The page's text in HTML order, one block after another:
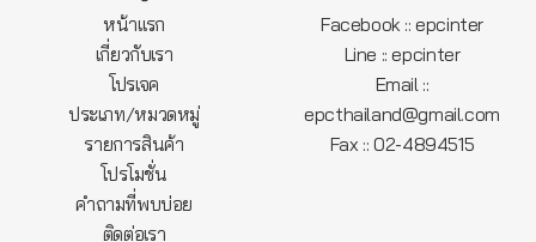
หน้าแรก
เกี่ยวกับเรา
โปรเจค
ประเภท/หมวดหมู่
รายการสินค้า
โปรโมชั่น
คำถามที่พบบ่อย
ติดต่อเรา
Facebook :: epcinter
Line :: epcinter
Email ::
epcthailand@gmail.com
Fax :: 02-4894515